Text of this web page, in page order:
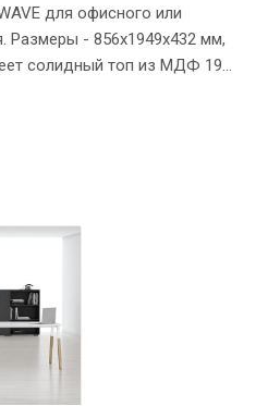
для офисного или
Размеры - 856х1949х432 мм,
солидный топ из МДФ 19
под цвет шкафа. На дверцах
прочными силовыми